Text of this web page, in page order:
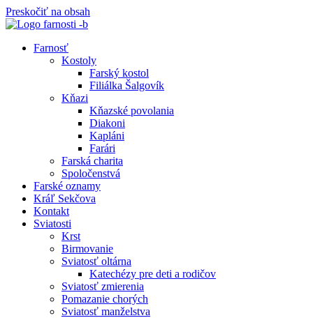
Preskočiť na obsah
Farnosť
Kostoly
Farský kostol
Filiálka Šalgovík
Kňazi
Kňazské povolania
Diakoni
Kapláni
Farári
Farská charita
Spoločenstvá
Farské oznamy
Kráľ Sekčova
Kontakt
Sviatosti
Krst
Birmovanie
Sviatosť oltárna
Katechézy pre deti a rodičov
Sviatosť zmierenia
Pomazanie chorých
Sviatosť manželstva